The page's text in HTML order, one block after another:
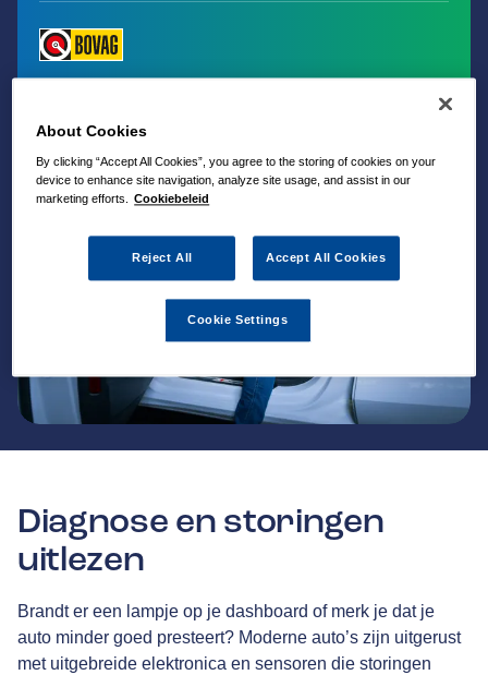
Diagnose en storingen
uitlezen
Brandt er een lampje op je dashboard of merk je dat je
auto minder goed presteert? Moderne auto’s zijn uitgerust
met uitgebreide elektronica en sensoren die storingen
About Cookies
By clicking “Accept All Cookies”, you agree to the storing of cookies on your
device to enhance site navigation, analyze site usage, and assist in our
marketing efforts. Cookiebeleid
Reject All Accept All Cookies
Cookie Settings